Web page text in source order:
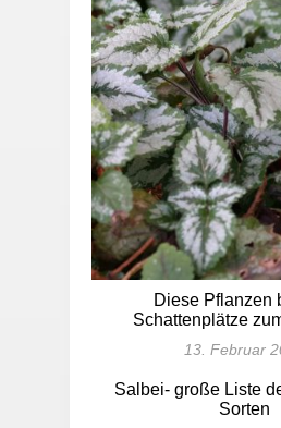
Diese Pflanzen
Schattenplätze
13. Februar
Salbei- große Liste
Sorten